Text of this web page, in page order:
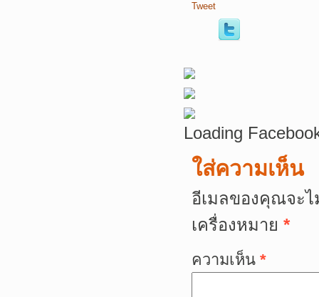
Tweet
Loading
ใส่ความเห็น
อีเมลของคุณจะ
เครื่องหมาย *
ความเห็น *